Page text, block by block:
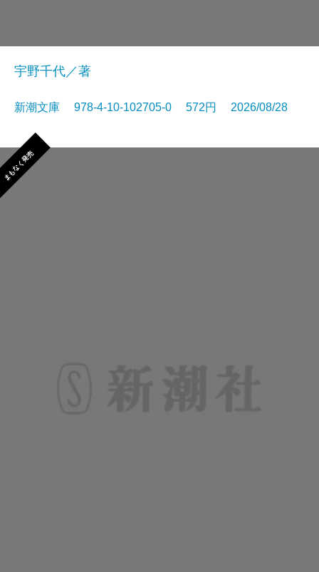
宇野千代／著
新潮文庫 978-4-10-102705-0 572円 2026/08/28
まもなく発売